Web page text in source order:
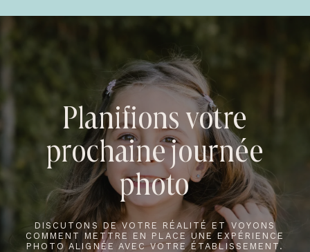
Planifions votre
prochaine journée
photo
DISCUTONS DE VOTRE RÉALITÉ ET VOYONS
COMMENT METTRE EN PLACE UNE EXPÉRIENCE
PHOTO ALIGNÉE AVEC VOTRE ÉTABLISSEMENT.